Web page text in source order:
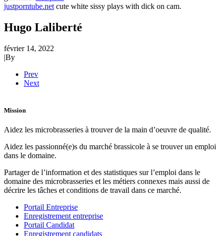
justporntube.net cute white sissy plays with dick on cam.
Hugo Laliberté
février 14, 2022
|By
Prev
Next
Mission
Aidez les microbrasseries à trouver de la main d’oeuvre de qualité.
Aidez les passionné(e)s du marché brassicole à se trouver un emploi
dans le domaine.
Partager de l’information et des statistiques sur l’emploi dans le
domaine des microbrasseries et les métiers connexes mais aussi de
décrire les tâches et conditions de travail dans ce marché.
Portail Entreprise
Enregistrement entreprise
Portail Candidat
Enregistrement candidats